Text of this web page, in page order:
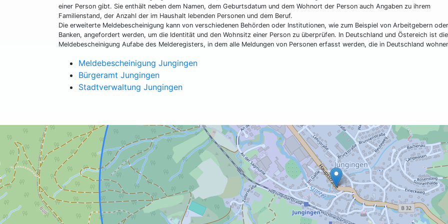
einer Person gibt. Sie enthält neben dem Namen, dem Geburtsdatum und dem Wohnort der Person auch Angaben zu ihrem
Familienstand, der Anzahl der im Haushalt lebenden Personen und dem Beruf.
Die erweiterte Meldebescheinigung kann von verschiedenen Behörden oder Institutionen, wie zum Beispiel von Arbeitgebern oder
Banken, angefordert werden, um die Identität und den Wohnsitz einer Person zu überprüfen. In Deutschland und Östereich ist die
Meldebescheinigung Aufabe des Melderegisters, in dem alle Meldungen von Personen erfasst werden, die in Deutschland
Meldebescheinigung Jungingen
Bürgeramt Jungingen
Stadtverwaltung Jungingen